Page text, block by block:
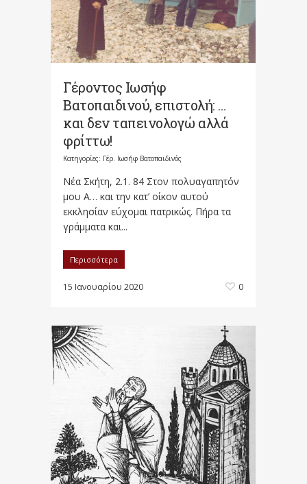
Γέροντος Ιωσήφ
Βατοπαιδινού, επιστολή: …
και δεν ταπεινολογώ αλλά
φρίττω!
Κατηγορίες: Γέρ. Ιωσήφ Βατοπαιδινός
Νέα Σκήτη, 2.1. 84 Στον πολυαγαπητόν
μου Α… και την κατ’ οίκον αυτού
εκκλησίαν εύχομαι πατρικώς. Πήρα τα
γράμματα και...
Περισσότερα
15 Ιανουαρίου 2020 0